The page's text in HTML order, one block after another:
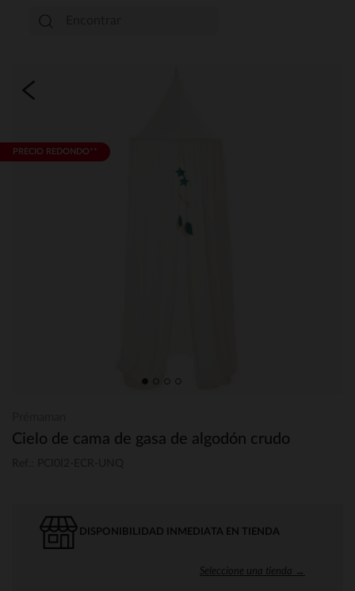
PRECIO REDONDO**
Cielo de cama de gasa de algodón crudo
DISPONIBILIDAD INMEDIATA EN TIENDA
Seleccione una tienda →